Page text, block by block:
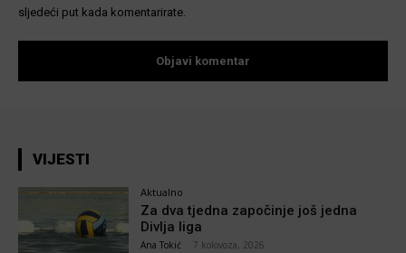
sljedeći put kada komentarirate.
VIJESTI
Aktualno
Za dva tjedna započinje još jedna
Divlja liga
Ana Tokić 7 kolovoza, 2026